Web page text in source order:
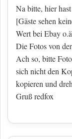
Na bitte, hier
[Gäste sehen
Wert bei Ebay
Die Fotos von
Ach so, bitte
sich nicht den
kopieren und
Gruß redfox